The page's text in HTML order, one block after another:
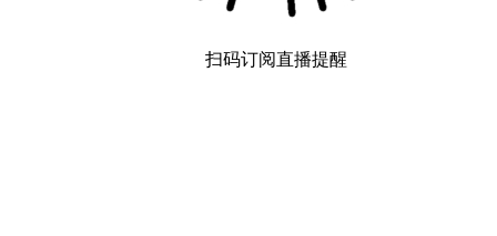
扫码订阅直播提醒